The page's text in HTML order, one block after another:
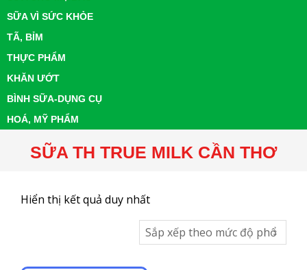
SỮA VÌ SỨC KHỎE
TÃ, BỈM
THỰC PHẨM
KHĂN ƯỚT
BÌNH SỮA-DỤNG CỤ
HOÁ, MỸ PHẨM
SỮA TH TRUE MILK CẦN THƠ
Hiển thị kết quả duy nhất